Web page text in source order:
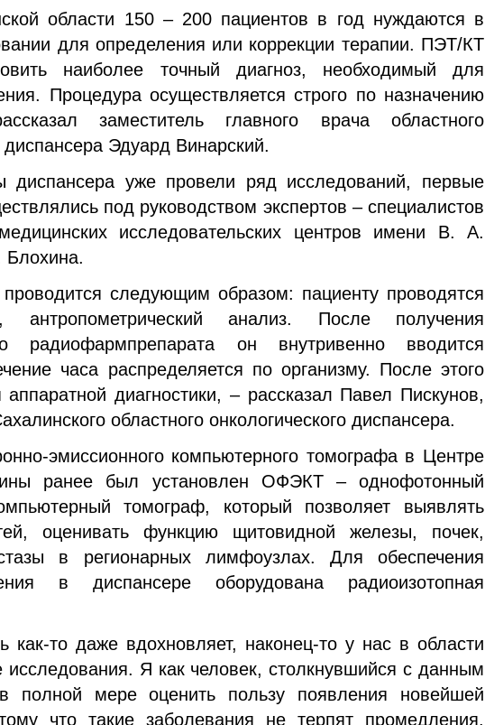
области 150 – 200 пациентов в год нуждаются в
для определения или коррекции терапии. ПЭТ/КТ
наиболее точный диагноз, необходимый для
Процедура осуществляется строго по назначению
заместитель главного врача областного
диспансера Эдуард Винарский.
уже провели ряд исследований, первые
под руководством экспертов – специалистов
исследовательских центров имени В. А.
следующим образом: пациенту проводятся
антропометрический анализ. После получения
радиофармпрепарата он внутривенно вводится
часа распределяется по организму. После этого
аппаратной диагностики, – рассказал Павел Пискунов,
областного онкологического диспансера.
эмиссионного компьютерного томографа в Центре
ранее был установлен ОФЭКТ – однофотонный
томограф, который позволяет выявлять
оценивать функцию щитовидной железы, почек,
в регионарных лимфоузлах. Для обеспечения
в диспансере оборудована радиоизотопная
то даже вдохновляет, наконец-то у нас в области
исследования. Я как человек, столкнувшийся с данным
полной мере оценить пользу появления новейшей
что такие заболевания не терпят промедления.